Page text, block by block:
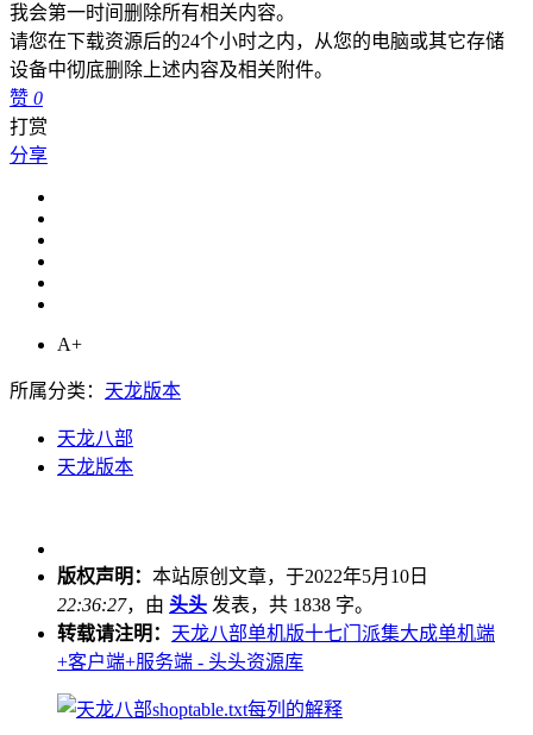
我会第一时间删除所有相关内容。
请您在下载资源后的24个小时之内，从您的电脑或其它存储
设备中彻底删除上述内容及相关附件。
赞 0
打赏
分享
A+
所属分类： 天龙版本
天龙八部
天龙版本
版权声明： 本站原创文章，于2022年5月10日
22:36:27，由 头头 发表，共 1838 字。
转载请注明： 天龙八部单机版十七门派集大成单机端
+客户端+服务端 - 头头资源库